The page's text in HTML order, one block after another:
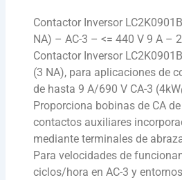
Contactor Inversor
NA) – AC-3 – <= 440 V 9 A –
Contactor Inversor
(3 NA), para aplicaciones de
de hasta 9 A/690 V CA-3
Proporciona bobinas de CA
contactos auxiliares
mediante terminales de
Para velocidades de
ciclos/hora en AC-3 y